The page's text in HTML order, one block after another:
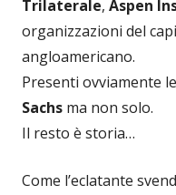
Trilaterale, Aspen
organizzazioni del
angloamericano.
Presenti ovviamente
Sachs ma non solo.
Il resto è storia…
Come l’eclatante